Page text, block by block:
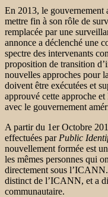
En 2013, le gouvernement
mettre fin à son rôle de
remplacée par une
annonce a déclenché une
spectre des intervenants
proposition de transition
nouvelles approches pour
doivent être exécutées et
approuvé cette approche
avec le gouvernement
A partir du 1er Octobre
effectuées par Public
nouvellement formée est
les mêmes personnes qui
directement sous
distinct de l’ICANN, et a
communautaire.